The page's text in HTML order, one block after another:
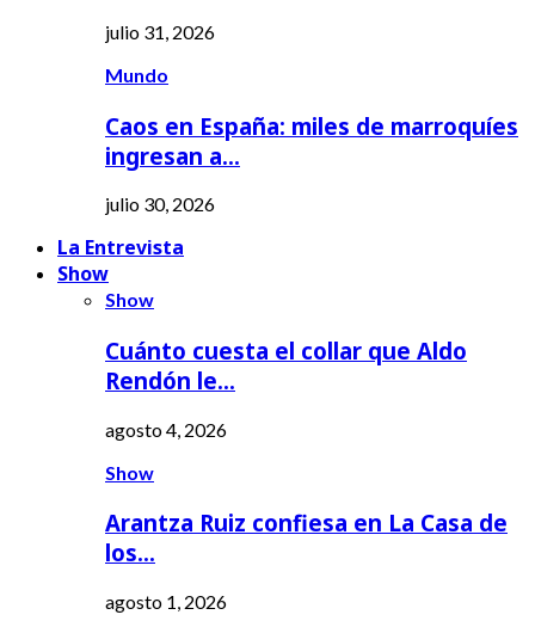
julio 31, 2026
Mundo
Caos en España: miles de marroquíes
ingresan a…
julio 30, 2026
La Entrevista
Show
Show
Cuánto cuesta el collar que Aldo
Rendón le…
agosto 4, 2026
Show
Arantza Ruiz confiesa en La Casa de
los…
agosto 1, 2026